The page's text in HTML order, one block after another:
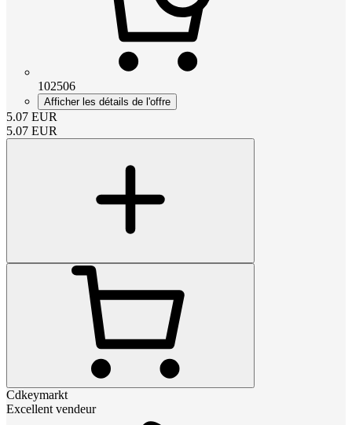
102506
Afficher les détails de l'offre
5.07 EUR
5.07 EUR
Cdkeymarkt
Excellent vendeur